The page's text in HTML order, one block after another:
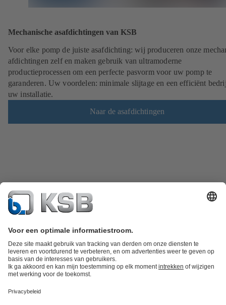
Mechanische asafdichtingen van KSB
Voor elke pomp de juiste asafdichting: wij produceren onze
afdichtingen zelf en maken gebruik van ultramoderne
productieprocessen om een perfecte pasvorm voor uw pomp te
garanderen. Uw voordelen: minimale slijtage en een efficiënt
uw installatie.
Naar de asafdichtingen